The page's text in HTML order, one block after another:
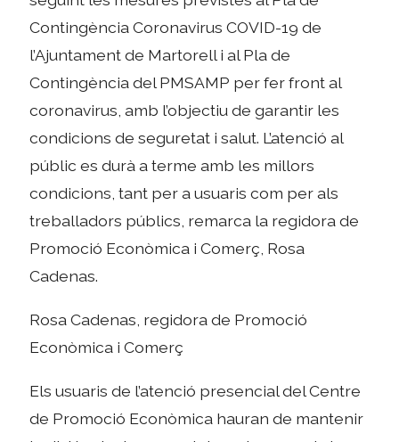
Contingència Coronavirus COVID-19 de
l’Ajuntament de Martorell i al Pla de
Contingència del PMSAMP per fer front al
coronavirus, amb l’objectiu de garantir les
condicions de seguretat i salut. L’atenció al
públic es durà a terme amb les millors
condicions, tant per a usuaris com per als
treballadors públics, remarca la regidora de
Promoció Econòmica i Comerç, Rosa
Cadenas.
Rosa Cadenas, regidora de Promoció
Econòmica i Comerç
Els usuaris de l’atenció presencial del Centre
de Promoció Econòmica hauran de mantenir